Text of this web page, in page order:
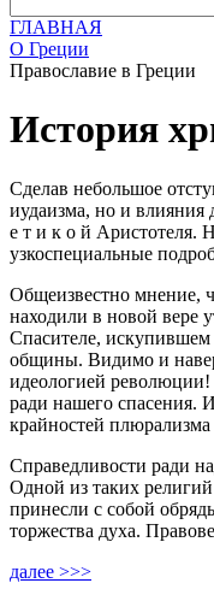
ГЛАВНАЯ
О Греции
Православие в Греции
История
Сделав небольшое
иудаизма, но и влияния
е т и к о й Аристотеля.
узкоспециальные
Общеизвестно мнение,
находили в новой вере
Спасителе,
общины. Видимо и
идеологией революции!
ради нашего спасения.
крайностей
Справедливости ради
Одной из таких
принесли с собой
торжества духа.
далее >>>